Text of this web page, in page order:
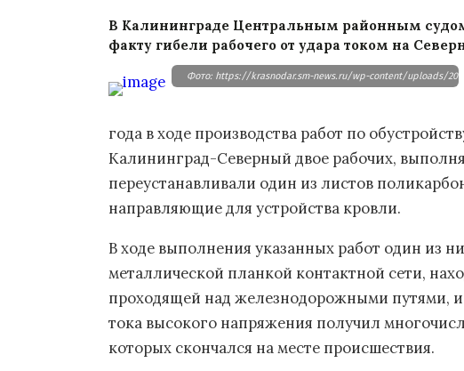
В Калининграде Центральным районным
факту гибели рабочего от удара током на
Фото: https://krasnodar.sm-news.ru/wp-content/uploads/2018/
года в ходе производства работ по
Калининград-Северный двое рабочих,
переустанавливали один из листов
направляющие для устройства кровли.
В ходе выполнения указанных работ один из
металлической планкой контактной сети,
проходящей над железнодорожными путями, и
тока высокого напряжения получил
которых скончался на месте происшествия.